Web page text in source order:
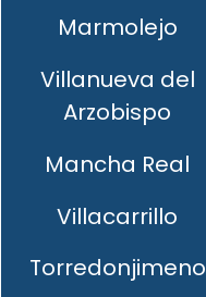
Marmolejo
Villanueva del
Arzobispo
Mancha Real
Villacarrillo
Torredonjimeno